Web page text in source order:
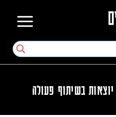
בשיתוף פעולה